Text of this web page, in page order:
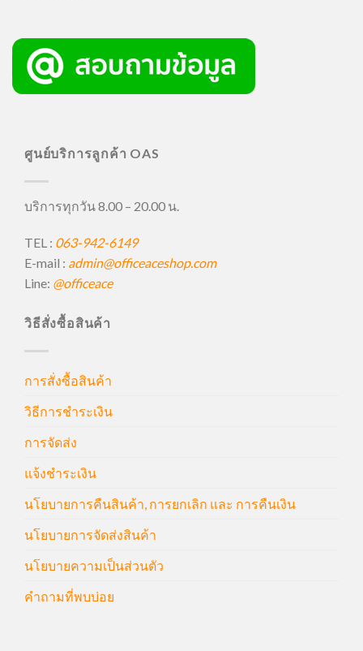
ศูนย์บริการลูกค้า OAS
บริการทุกวัน 8.00 – 20.00 น.
TEL : 063-942-6149
E-mail : admin@officeaceshop.com
Line: @officeace
วิธีสั่งซื้อสินค้า
การสั่งซื้อสินค้า
วิธีการชำระเงิน
การจัดส่ง
แจ้งชำระเงิน
นโยบายการคืนสินค้า, การยกเลิก และ การคืนเงิน
นโยบายการจัดส่งสินค้า
นโยบายความเป็นส่วนตัว
คำถามที่พบบ่อย